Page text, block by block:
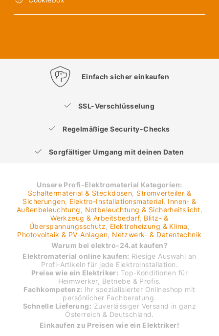
Einfach sicher einkaufen
SSL-Verschlüsselung
Regelmäßige Security-Checks
Sorgfältiger Umgang mit deinen Daten
Unsere Profi-Elektromaterial Kategorien:
Schaltermaterial & Steckdosen Stromverteiler &
Sicherungen Elektro-Installationsmaterial Innen- &
Außenbeleuchtung
Notbeleuchtung & Sicherheitslicht
Werkzeug & Arbeitsbedarf, Blitz- &
Überspannungsschutz
Elektroheizung & Klima
Photovoltaik & PV-Anlagen Netzwerk- & Datentechnik
Warum bei elektro-24.at kaufen?
Elektromaterial online kaufen: Riesige Auswahl an
Profi-Artikeln für jede Elektroinstallation.
Preise wie ein Elektriker: Top-Konditionen für
Heimwerker, Betriebe & Profis.
Fachkompetenz: Ihr spezialisierter Onlineshop mit
persönlicher Fachberatung.
Schnelle Lieferung: Zuverlässiger Versand in ganz
Österreich & Deutschland.
Einkaufen zu Preisen wie ein Elektriker!